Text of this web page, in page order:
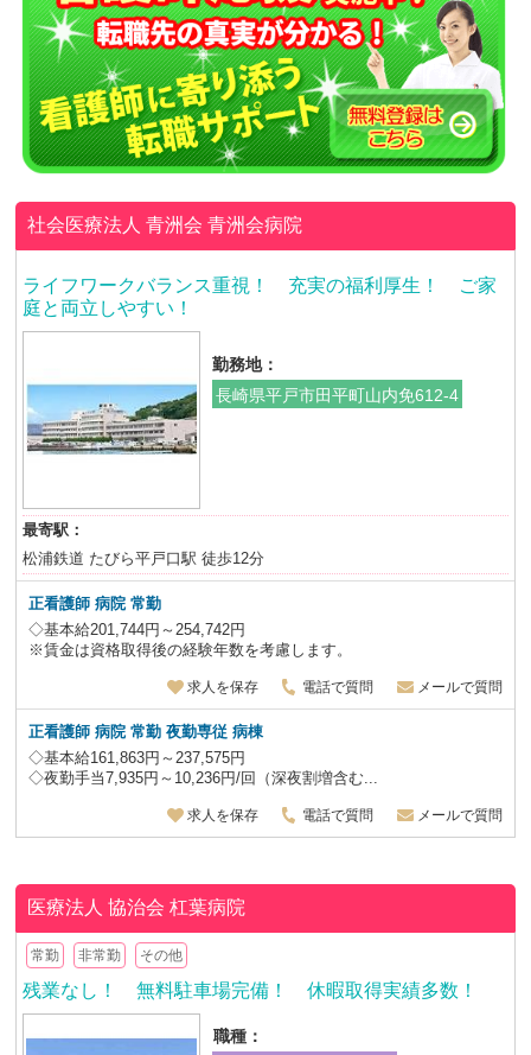
社会医療法人 青洲会青洲会病院
ライフワークバランス重視！ 充実の福利厚生！ ご家
庭と両立しやすい！
勤務地：
長崎県平戸市田平町山内免612-4
最寄駅：
松浦鉄道 たびら平戸口駅 徒歩12分
正看護師病院常勤
◇基本給201,744円～254,742円
※賃金は資格取得後の経験年数を考慮します。
求人を保存 電話で質問 メールで質問
正看護師 病院常勤夜勤専従 病棟
◇基本給161,863円～237,575円
◇夜勤手当7,935円～10,236円/回（深夜割増含む...
求人を保存 電話で質問 メールで質問
医療法人 協治会杠葉病院
常勤 非常勤 その他
残業なし！ 無料駐車場完備！ 休暇取得実績多数！
職種：